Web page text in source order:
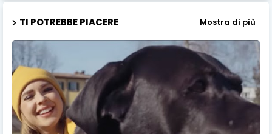
TI POTREBBE PIACERE Mostra di più